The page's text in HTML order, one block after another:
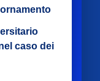
caso dei